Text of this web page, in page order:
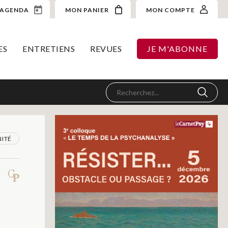
MON PANIER MON COMPTE
ENTRETIENS REVUES JE M'ABONNE